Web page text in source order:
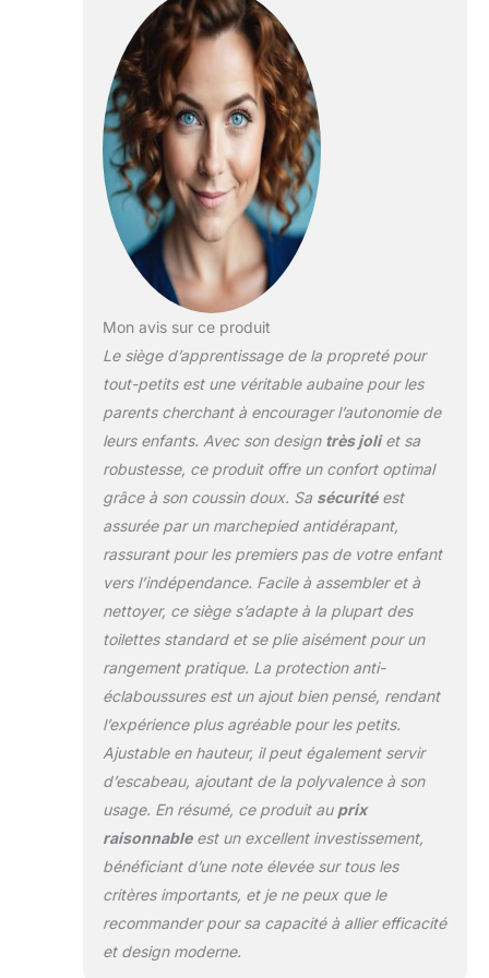
marchepied
antidérapant,
unique avec un
matériau PP non
toxique et épais de
haute qualité, qui
peut supporter
jusqu'à 54,4 kg Les
côtés triangulaires
du siège de toilette
Bonbay offrent
également un
soutien maximal
pour les enfants
pour grimper et
grimper et de
tomber. Design
antidérapant : les 6
coussinets
antidérapants en
caoutchouc
renforcés et la
antidérapante 3D
élargie rendent le
siège de toilette
d'apprentissage de
stable sur les
toilettes, le bébé
peut se retourner de
manière plus
flexible, le design
enveloppant du
dossier surélevé
protège la colonne
vertébrale de bébé
et empêche le
l'arrière. Et la
poignée des sièges
de toilette Bonbay
Mon avis sur ce produit
Le siège d’apprentissage de la propreté pour
tout-petits est une véritable aubaine pour les
parents cherchant à encourager l’autonomie de
leurs enfants. Avec son design très joliet sa
robustesse, ce produit offre un confort optimal
grâce à son coussin doux. Sa sécuritéest
assurée par un marchepied antidérapant,
rassurant pour les premiers pas de votre enfant
vers l’indépendance. Facile à assembler et à
nettoyer, ce siège s’adapte à la plupart des
toilettes standard et se plie aisément pour un
rangement pratique. La protection anti-
éclaboussures est un ajout bien pensé, rendant
l’expérience plus agréable pour les petits.
Ajustable en hauteur, il peut également servir
d’escabeau, ajoutant de la polyvalence à son
usage. En résumé, ce produit au prix
raisonnableest un excellent investissement,
bénéficiant d’une note élevée sur tous les
critères importants, et je ne peux que le
recommander pour sa capacité à allier efficacité
et design moderne.